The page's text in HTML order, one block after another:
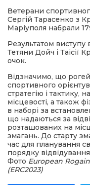
Ветерани
Сергій Тарасенко з
Маріуполя набрали
Результатом виступу
Тетяни Дойч і Таісії
очок.
Відзначимо, що
спортивного
стратегію і тактику,
місцевості, а також
в наборі за
що надаються за
розташованих на
змагань. До старту
час для планування
порядку
Фото European
(ERC2023)